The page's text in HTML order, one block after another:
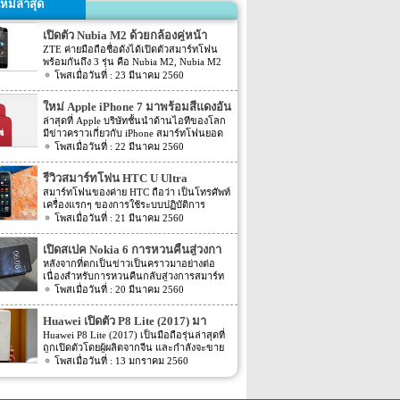
ม่ล่าสุด
เปิดตัว Nubia M2 ด้วยกล้องคู่หน้า
ZTE ค่ายมือถือชื่อดังได้เปิดตัวสมาร์ทโฟน
พร้อมกันถึง 3 รุ่น คือ Nubia M2, Nubia M2
Lite และ Nubia N2 ซึ่งแต่ละรุ่นก็มีความน่า
นี้เราจะมารีวิวให้ท่านได้รู้จักกับ Nubia M2
ที่มีจุดขายตรงกล้องหน้าที่มาเป็นคู่ นอกจาก
กล้องหน้าที่มาเป็นคู่แล้วยังมีส่วนอื่นๆ ที่น่า
สนใจอีก Nubia M2 ใช้กล้องหน้าแบบคู่ที่มี
ความละเอียดสูงถึง 13MP มีรูรับแสง f 2.2
กล้องหน้าสำหรับการเซลฟี่มีความละเอียด
16MP พร้อมกับรูรับแสง f/2.0 กล้องหน้า
สามารถจับภาพได้กว้างถึง 80 องศา นั้นจะ
ทำให้การถ่ายรูปเซลฟี่ได้กว้างมากยิ่งขึ้น
หน้าจอเป็นแบบ AMOLED มีความละเอียดสูง
ถึง 1080p ขนาด 5.5 นิ้ว ระบบประมวลผล
การทำงานจะเป็นชิปเซ็ต Snapdragon 625
เป็นชิปประมวลผลของ Qualcomm ใช้ RAM
4GB หน่วยความจำมีให้เลือกอยู่ 2 ขนาด คือ
[…]
23 มีนาคม 2560
ใหม่ Apple iPhone 7 มาพร้อมสีแดงอัน
ร้อนแรง
ล่าสุดที่ Apple บริษัทชั้นนำด้านไอทีของโลก
มีข่าวคราวเกี่ยวกับ iPhone สมาร์ทโฟนยอด
ฮิตในประเทศไทยและทั่วโลก และในช่วงที่
อาจจะพลาดโอกาสได้สัมผัสเทคโนโลยีอัน
ทันสมัยในคราวนั้น แต่ก็ถือว่า เป็นความโชค
ดีที่คุณกำลังจะได้สัมผัสกับ iPhone 7 ที่มา
พร้อมการออกแบบสีของบอดี้ด้วยสีแดงอัน
ร้อนแรง เร้าใจแบบสุดๆ ทำให้สาวกของ
Apple กระเป๋าสั่นกันเลยทีเดียว การออกแบบ
iPhone 7 สีแดง ได้แรงบันดาลใจมาจากการ
กุศลของ iGadget ซึ่งปกติแล้ว การปรับแต่ง
Apple จะให้บริษัทข้างนอกช่วยในการปรับ
แต่งให้ แต่บอดี้นี้สีนี้ Apple ลงแรงปรับแต่งเอง
สีแดงอันร้อนแรง Apple จะจับความร้อนแรง
ลงไปใน iPhone 7 และ iPhone 7 Plus ทาง
บริษัท Apple ได้กำหนดวันจำหน่ายในวันศุกร์
ที่ 24 มีนาคม 2560 ที่จะถึงนี้ เวลาในการเปิด
ขายเป็นเวลาช่วงเช้าประมาณ 8.01 น. (เป็น
เวลาในฝั่งประเทศแถบแปซิฟิก) การเปิดตัว
22 มีนาคม 2560
รีวิวสมาร์ทโฟน HTC U Ultra
สมาร์ทโฟนของค่าย HTC ถือว่า เป็นโทรศัพท์
เครื่องแรกๆ ของการใช้ระบบปฏิบัติการ
Android หลายคนน่าจะจำได้ ในช่วงนั้นมี
Bird ที่ฮิตกันทั่วบ้านทั่วเมือง สมาร์ทโฟนหนึ่ง
ในที่สามารถเล่นเกมส์ Angry Bird นี้ได้ ก็คือ
สมาร์ทโฟนจากค่าย HTC หลังจากนั้น HTC
ก็ได้มีการพัฒนาสมาร์ทโฟนขึ้นมาอีก
มากมาย ล่าสุดได้เตรียมปล่อยรุ่นใหม่ อย่าง
HTC U Ultra HTC U Ultra มาพร้อมกับหน้า
จอ Super LCD5 มีขนาด 5.7 นิ้ว หน้าจอเป็น
แบบ Gorilla Glass 5 ซึ่งเป็นหน้าจอใหม่ที่
สามารถป้องกันรอยขีดข่วนได้ ความละเอียด
ของภาพสูงถึง 1,040 X 2,560 พิกเซล
(513ppi) ใช้ชิปประมวลผล Snapdragon 820
ที่มีความเร็วให้เลือกถึง 2 แบบ คือ 2.15GHz
21 มีนาคม 2560
เปิดสเปค Nokia 6 การหวนคืนสู่วงกา
รสมาร์ทโฟน
หลังจากที่ตกเป็นข่าวเป็นคราวมาอย่างต่อ
เนื่องสำหรับการหวนคืนกลับสู่วงการสมาร์ท
โฟน อย่างสมาร์ทโฟนในแบรนด์ Nokia ครั้ง
เอาสมาร์ทโฟนรุ่นนี้ไปทดสอบในห้องปฏิบัติ
การ Nokia 6 เปิดตัวรุ่นแรกภายใต้ชื่อรุ่น TA-
1000 ซึ่งจะมีความน่าสนใจทั้งในเรื่องของ
ซอฟต์แวร์และวัสดุอุปกรณ์ที่นำมาผลิตต่างๆ
Nokia 6 ไม่ได้เป็นสมาร์ทโฟนระดับสูง แต่จะ
เป็นสมาร์ทโฟนราคากลางๆ ที่เตรียมตัวจะมา
20 มีนาคม 2560
Huawei เปิดตัว P8 Lite (2017) มา
พร้อมหน้าจอ 1080p ชิพเซ็ท Kirin
655
Huawei P8 Lite (2017) เป็นมือถือรุ่นล่าสุดที่
ถูกเปิดตัวโดยผู้ผลิตจากจีน และกำลังจะขาย
ในตลาดยุโรปบางประเทศในเร็วๆ นี้ แต่การ
แล้ว แม้กระทั่งตอนนี้ P9 Lite ถูกพัฒนาให้ดี
13 มกราคม 2560